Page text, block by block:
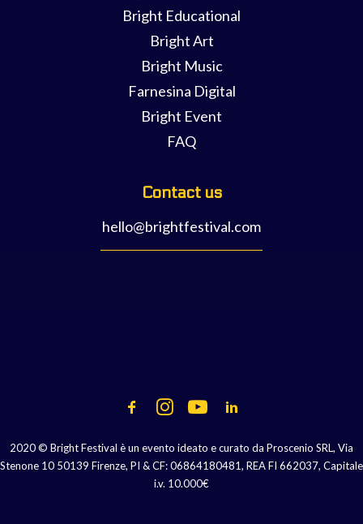
Bright Educational
Bright Art
Bright Music
Farnesina Digital
Bright Event
FAQ
Contact us
hello@brightfestival.com
2020 © Bright Festival è un evento ideato e curato da Proscenio SRL, Via
Stenone 10 50139 Firenze, PI & CF: 06864180481, REA FI 662037, Capitale
i.v. 10.000€